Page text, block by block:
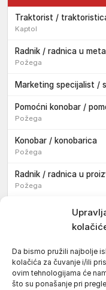
Da bismo pružili najbolje
kolačića za čuvanje i/ili
ovim tehnologijama će
što su ponašanje pri
Traktorist /
Kaptol
Radnik / radnica u
Požega
Marketing specijalist /
Pomoćni konobar /
Požega
Konobar / konobarica
Požega
Radnik / radnica u
Požega
Sezonski pomoćni
Pomoćni pekar /
Pekar / pekarica
Požega